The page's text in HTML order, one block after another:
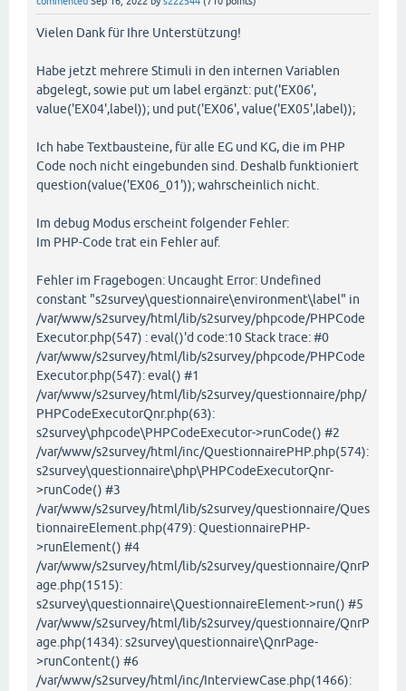
Vielen Dank für Ihre Unterstützung!
Habe jetzt mehrere Stimuli in den internen Variablen
abgelegt, sowie put um label ergänzt: put('EX06',
value('EX04',label)); und put('EX06', value('EX05',label));
Ich habe Textbausteine, für alle EG und KG, die im PHP
Code noch nicht eingebunden sind. Deshalb funktioniert
question(value('EX06_01')); wahrscheinlich nicht.
Im debug Modus erscheint folgender Fehler:
Im PHP-Code trat ein Fehler auf.
Fehler im Fragebogen: Uncaught Error: Undefined
constant "s2survey\questionnaire\environment\label" in
/var/www/s2survey/html/lib/s2survey/phpcode/PHPCode
Executor.php(547) : eval()'d code:10 Stack trace: #0
/var/www/s2survey/html/lib/s2survey/phpcode/PHPCode
Executor.php(547): eval() #1
/var/www/s2survey/html/lib/s2survey/questionnaire/php/
PHPCodeExecutorQnr.php(63):
s2survey\phpcode\PHPCodeExecutor->runCode() #2
/var/www/s2survey/html/inc/QuestionnairePHP.php(574):
s2survey\questionnaire\php\PHPCodeExecutorQnr-
>runCode() #3
/var/www/s2survey/html/lib/s2survey/questionnaire/Ques
tionnaireElement.php(479): QuestionnairePHP-
>runElement() #4
/var/www/s2survey/html/lib/s2survey/questionnaire/QnrP
age.php(1515):
s2survey\questionnaire\QuestionnaireElement->run() #5
/var/www/s2survey/html/lib/s2survey/questionnaire/QnrP
age.php(1434): s2survey\questionnaire\QnrPage-
>runContent() #6
/var/www/s2survey/html/inc/InterviewCase.php(1466):